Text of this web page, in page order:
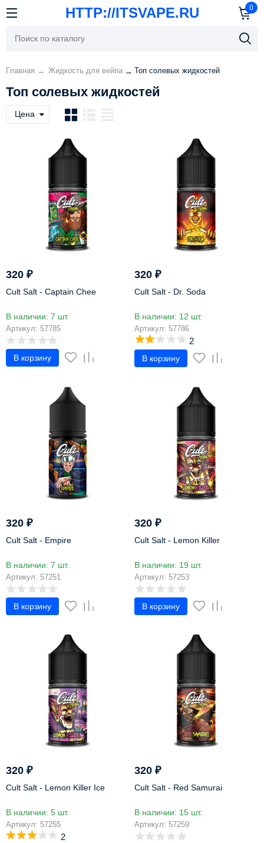
HTTP://ITSVAPE.RU 0
Главная → Жидкость для вейпа → Топ солевых жидкостей
Топ солевых жидкостей
Цена
320 ₽
Cult Salt - Captain Chee
В наличии: 7 шт.
Артикул: 57785
В корзину
320₽
Cult Salt - Dr. Soda
В наличии: 12 шт.
Артикул: 57786
2
В корзину
320 ₽
Cult Salt - Empire
В наличии: 7 шт.
Артикул: 57251
В корзину
320₽
Cult Salt - Lemon Killer
В наличии: 19 шт.
Артикул: 57253
В корзину
320 ₽
Cult Salt - Lemon Killer Ice
В наличии: 5 шт.
Артикул: 57255
2
320₽
Cult Salt - Red Samurai
В наличии: 15 шт.
Артикул: 57259